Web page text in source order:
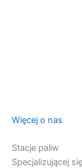
Więcej o nas
Stacje paliw
Specjalizującej